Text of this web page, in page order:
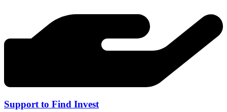
Support to Find Invest